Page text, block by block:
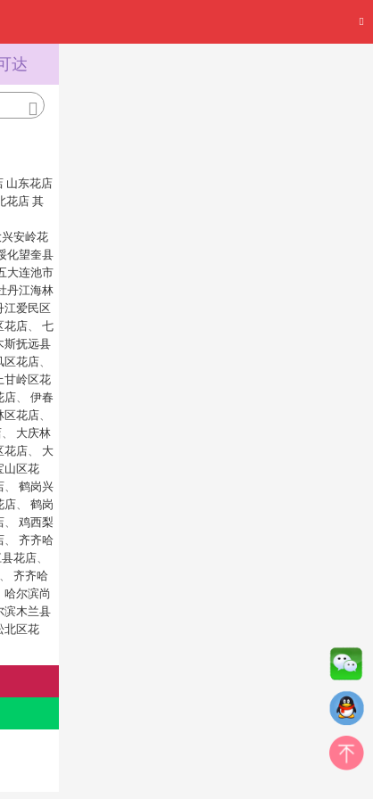
达
山东花店
花店 其
兴安岭花
化望奎县
大连池市
丹江海林
江爱民区
花店、 七
斯抚远县
区花店、
甘岭区花
店、 伊春
区花店、
、 大庆林
花店、 大
山区花
、 鹤岗兴
店、 鹤岗
、 鸡西梨
、 齐齐哈
花店、
、 齐齐哈
哈尔滨尚
滨木兰县
北区花